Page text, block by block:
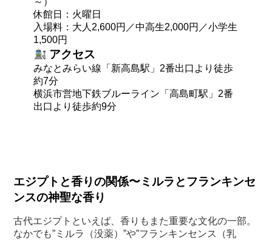
休館日：火曜日
入場料：大人2,600円／中高生2,000円／小学生
1,500円
アクセス
みなとみらい線「新高島駅」2番出口より徒歩
約7分
横浜市営地下鉄ブルーライン「高島町駅」2番
出口より徒歩約9分
エジプトと香りの関係〜ミルラとフランキンセ
ンスの神聖な香り
古代エジプトといえば、香りもまた重要な文化の一部。
なかでも”ミルラ（没薬）”や”フランキンセンス（乳